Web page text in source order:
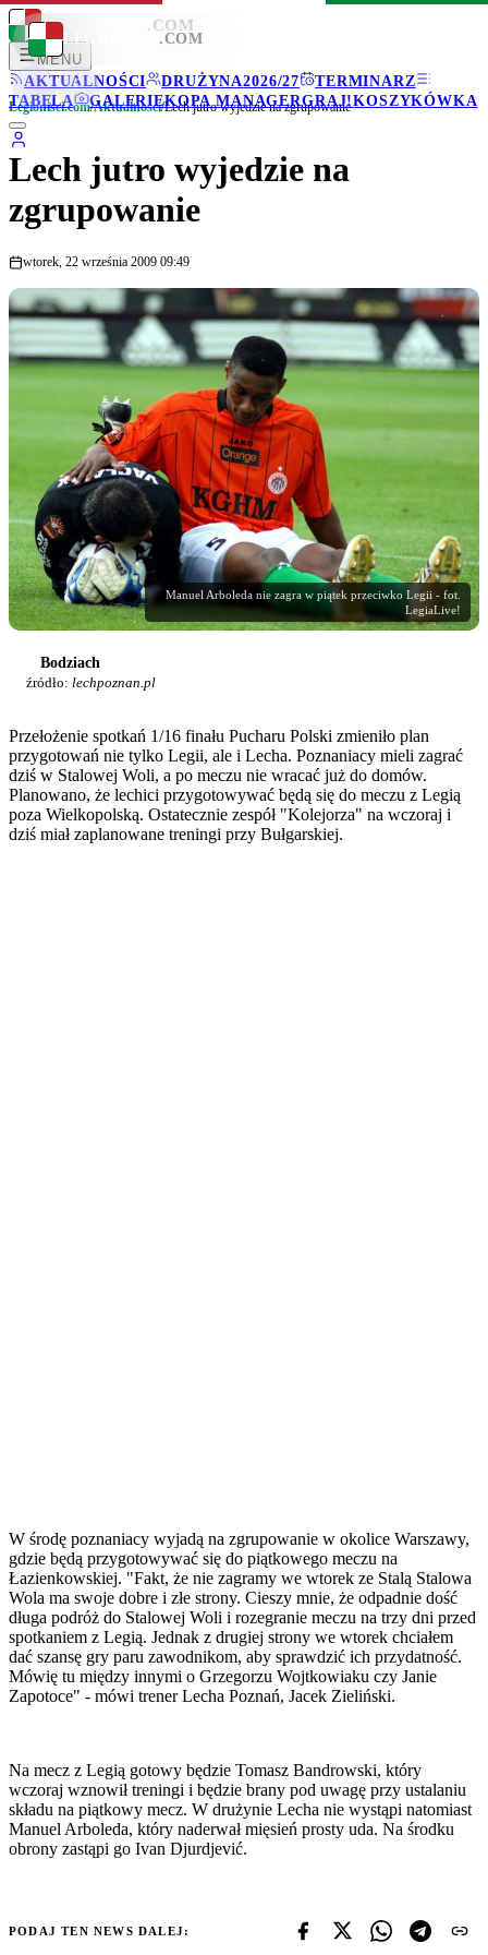
LEGIONISCI .COM
MENU
AKTUALNOŚCI
DRUŻYNA2026/27
TERMINARZ
TABELA
GALERIEKOPA MANAGERGRAJ!KOSZYKÓWKA
LEGIONISCI .COM
Legionisci.com/Aktualności/Lech jutro wyjedzie na zgrupowanie
Lech jutro wyjedzie na
zgrupowanie
wtorek, 22 września 2009 09:49
Manuel Arboleda nie zagra w piątek przeciwko Legii - fot.
LegiaLive!
Bodziach
źródło: lechpoznan.pl
Przełożenie spotkań 1/16 finału Pucharu Polski zmieniło plan
przygotowań nie tylko Legii, ale i Lecha. Poznaniacy mieli zagrać
dziś w Stalowej Woli, a po meczu nie wracać już do domów.
Planowano, że lechici przygotowywać będą się do meczu z Legią
poza Wielkopolską. Ostatecznie zespół "Kolejorza" na wczoraj i
dziś miał zaplanowane treningi przy Bułgarskiej.
W środę poznaniacy wyjadą na zgrupowanie w okolice Warszawy,
gdzie będą przygotowywać się do piątkowego meczu na
Łazienkowskiej. "Fakt, że nie zagramy we wtorek ze Stalą Stalowa
Wola ma swoje dobre i złe strony. Cieszy mnie, że odpadnie dość
długa podróż do Stalowej Woli i rozegranie meczu na trzy dni przed
spotkaniem z Legią. Jednak z drugiej strony we wtorek chciałem
dać szansę gry paru zawodnikom, aby sprawdzić ich przydatność.
Mówię tu między innymi o Grzegorzu Wojtkowiaku czy Janie
Zapotoce" - mówi trener Lecha Poznań, Jacek Zieliński.
Na mecz z Legią gotowy będzie Tomasz Bandrowski, który
wczoraj wznowił treningi i będzie brany pod uwagę przy ustalaniu
składu na piątkowy mecz. W drużynie Lecha nie wystąpi natomiast
Manuel Arboleda, który naderwał mięsień prosty uda. Na środku
obrony zastąpi go Ivan Djurdjević.
PODAJ TEN NEWS DALEJ: